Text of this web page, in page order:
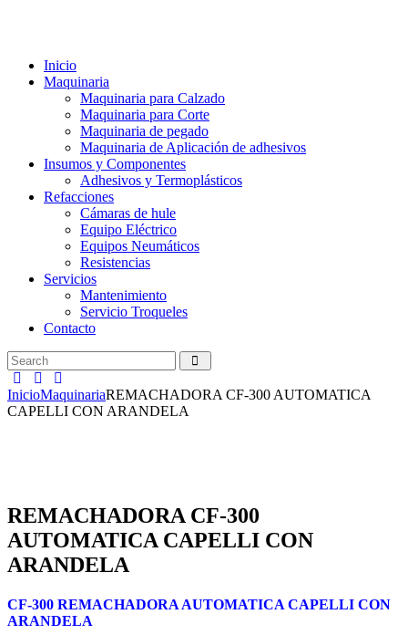
Inicio
Maquinaria
Maquinaria para Calzado
Maquinaria para Corte
Maquinaria de pegado
Maquinaria de Aplicación de adhesivos
Insumos y Componentes
Adhesivos y Termoplásticos
Refacciones
Cámaras de hule
Equipo Eléctrico
Equipos Neumáticos
Resistencias
Servicios
Mantenimiento
Servicio Troqueles
Contacto
InicioMaquinariaREMACHADORA CF-300 AUTOMATICA
CAPELLI CON ARANDELA
REMACHADORA CF-300
AUTOMATICA CAPELLI CON
ARANDELA
CF-300 REMACHADORA AUTOMATICA CAPELLI CON
ARANDELA